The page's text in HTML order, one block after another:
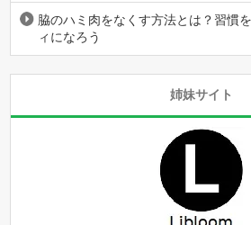
脇のハミ肉をなくす方法とは？習慣
ィになろう
姉妹サイト